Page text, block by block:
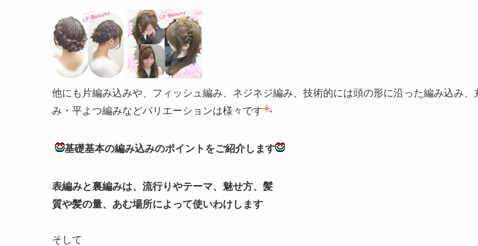
他にも片編み込みや、フィッシュ編み、ネジネジ編み、技術的には頭の形に沿った編み込み、
み・平よつ編みなどバリエーションは様々です
基礎基本の編み込みのポイントをご紹介します
表編みと裏編みは、流行りやテーマ、魅せ方、髪
質や髪の量、あむ場所によって使いわけします
そして